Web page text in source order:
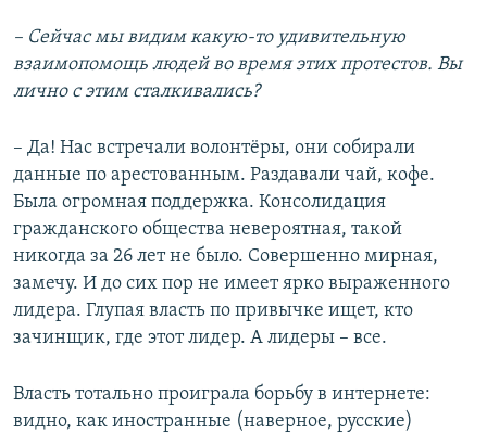
– Сейчас мы видим какую-то удивительную
взаимопомощь людей во время этих протестов. Вы
лично с этим сталкивались?
– Да! Нас встречали волонтёры, они собирали
данные по арестованным. Раздавали чай, кофе.
Была огромная поддержка. Консолидация
гражданского общества невероятная, такой
никогда за 26 лет не было. Совершенно мирная,
замечу. И до сих пор не имеет ярко выраженного
лидера. Глупая власть по привычке ищет, кто
зачинщик, где этот лидер. А лидеры – все.
Власть тотально проиграла борьбу в интернете:
видно, как иностранные (наверное, русские)